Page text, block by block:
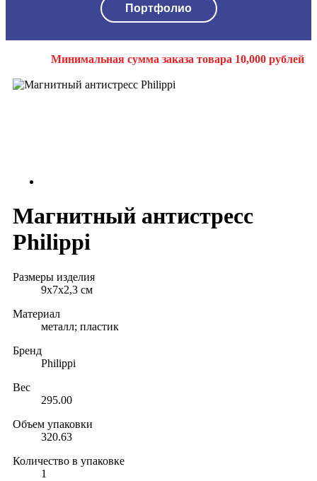
Портфолио
Минимальная сумма заказа товара 10,000 рублей
Магнитный антистресс
Philippi
Размеры изделия
9х7х2,3 см
Материал
металл; пластик
Бренд
Philippi
Вес
295.00
Объем упаковки
320.63
Количество в упаковке
1